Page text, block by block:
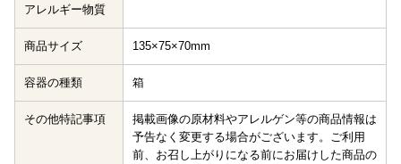
アレルギー物質
商品サイズ 135×75×70mm
容器の種類 箱
その他特記事項
掲載画像の原材料やアレルゲン等の商品情報は
予告なく変更する場合がございます。ご利用
前、お召し上がりになる前にお届けした商品の